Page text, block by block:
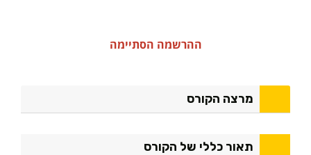
ההרשמה הסתיימה
מרצה הקורס
תאור כללי של הקורס